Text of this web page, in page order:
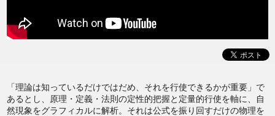
「理論は知っているだけではだめ、それを行使できるかが重要」で
あるとし、原理・定義・法則の定性的把握と定量的行使を軸に、自
然現象をグラフィカルに解析。それは公式を振り回すだけの物理を